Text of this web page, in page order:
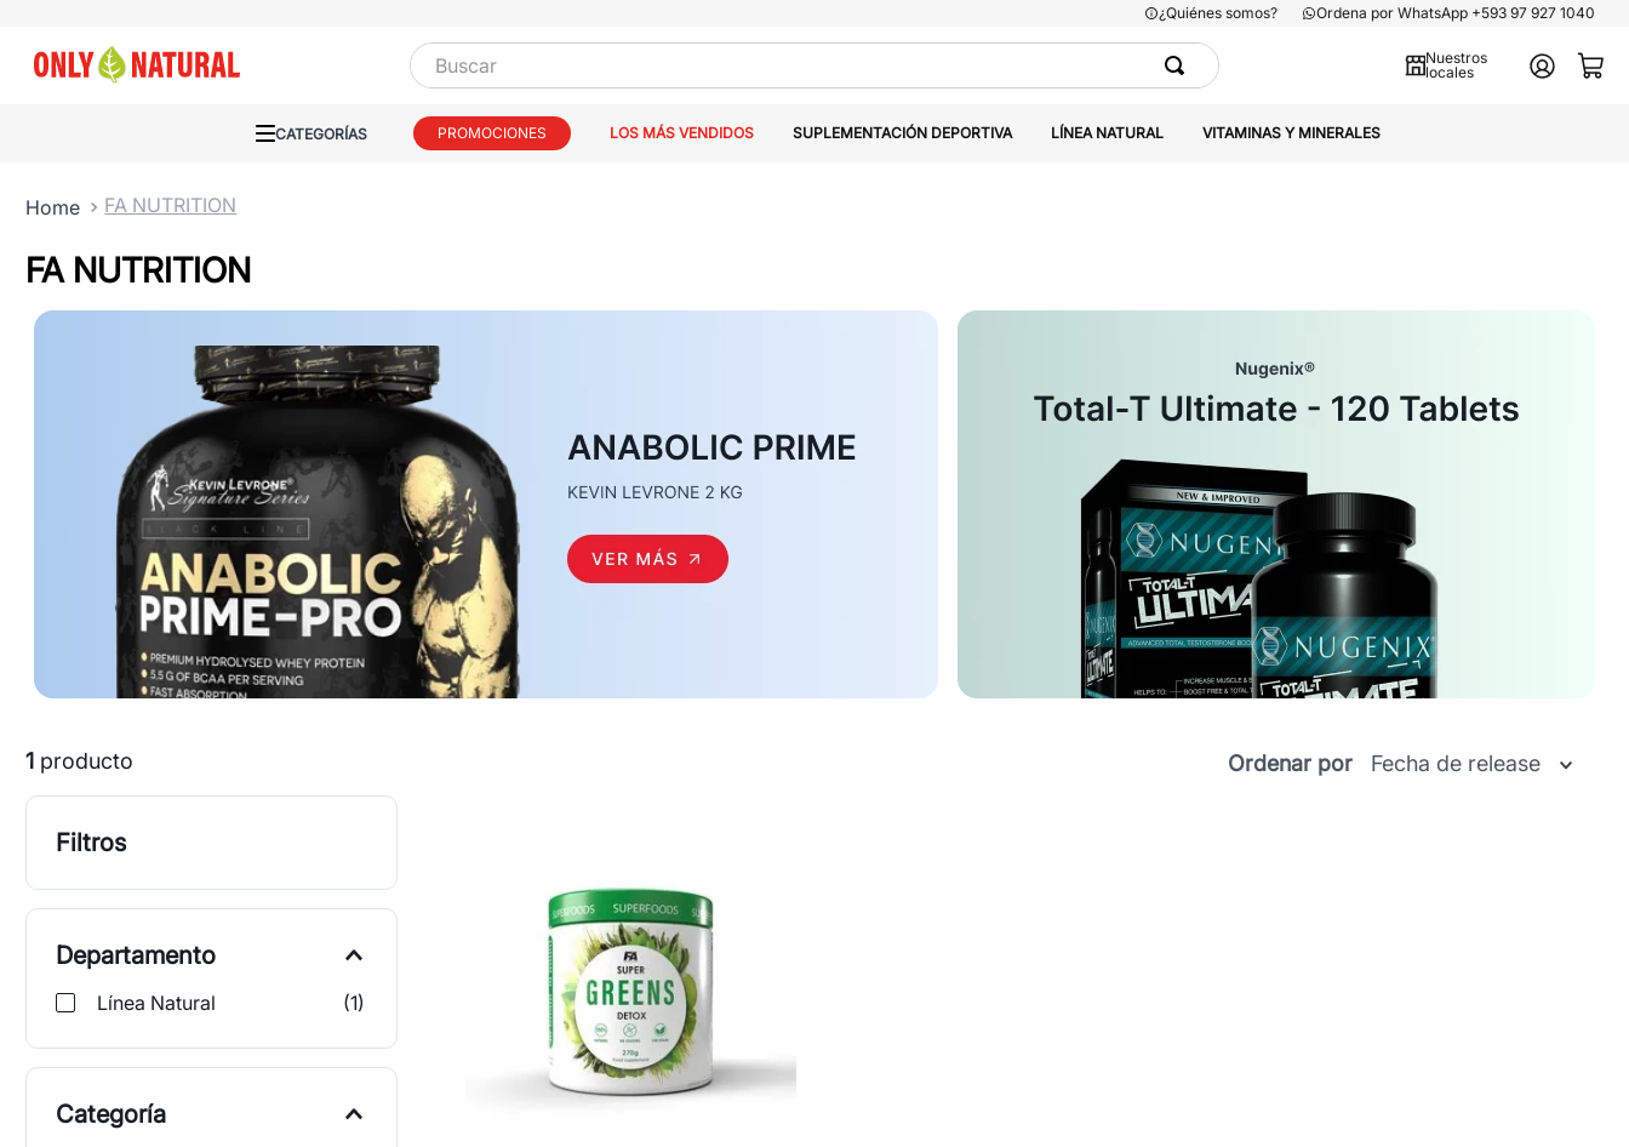
¿Quiénes somos? Ordena por WhatsApp +593 97 927 1040
Buscar
Nuestros
locales
PROMOCIONES LOS MÁS VENDIDOS SUPLEMENTACIÓN DEPORTIVA LÍNEA NATURAL VITAMINAS Y MINERALES
FA NUTRITION
FA NUTRITION
1 producto Ordenar por Fecha de release
Filtros
Departamento
Línea Natural (1)
Categoría